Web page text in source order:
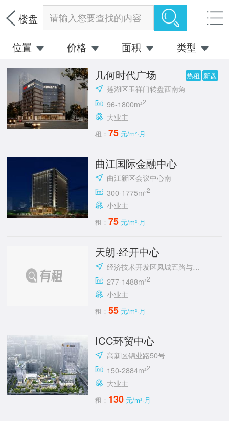
楼盘 请输入您要查找的内容
位置 价格 面积 类型
几何时代广场 热租 新盘
莲湖区玉祥门转盘西南角
96-1800m²2
大业主
租：75 元/m²·月
曲江国际金融中心
曲江新区会议中心南
300-1775m²2
小业主
租：75 元/m²·月
天朗·经开中心
经济技术开发区凤城五路与明光路十字东北角
277-1488m²2
小业主
租：55 元/m²·月
ICC环贸中心
高新区锦业路50号
150-2884m²2
大业主
租： 130 元/m²·月